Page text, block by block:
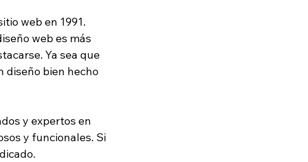
web en 1991.
web es más
Ya sea que
diseño bien hecho
y expertos en
y funcionales. Si